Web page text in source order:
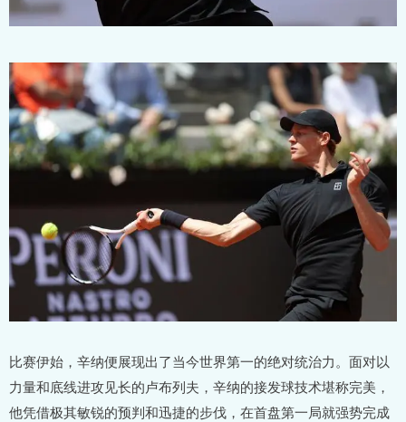
比赛伊始，辛纳便展现出了当今世界第一的绝对统治力。面对以
力量和底线进攻见长的卢布列夫，辛纳的接发球技术堪称完美，
他凭借极其敏锐的预判和迅捷的步伐，在首盘第一局就强势完成